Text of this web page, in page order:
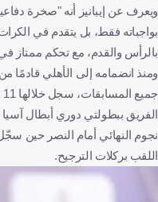
ويعرف عن إيبانيز أنه "صخرة
بواجباته فقط، بل يتقدم في
بالرأس والقدم، مع تحكم ممتاز
الفريق ببطولتي دوري أبطال
نجوم النهائي أمام النصر حين
اللقب بركلات الترجيح.